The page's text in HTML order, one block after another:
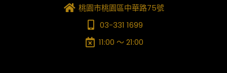
桃園市桃園區中華路75號
03-331 1699
11:00 ～ 21:00